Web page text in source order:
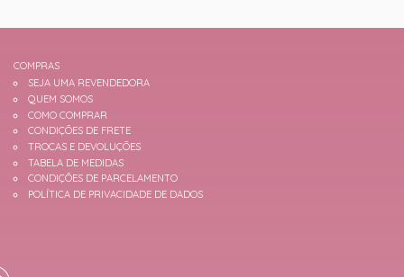
COMPRAS
SEJA UMA REVENDEDORA
QUEM SOMOS
COMO COMPRAR
CONDIÇÕES DE FRETE
TROCAS E DEVOLUÇÕES
TABELA DE MEDIDAS
CONDIÇÕES DE PARCELAMENTO
POLÍTICA DE PRIVACIDADE DE DADOS